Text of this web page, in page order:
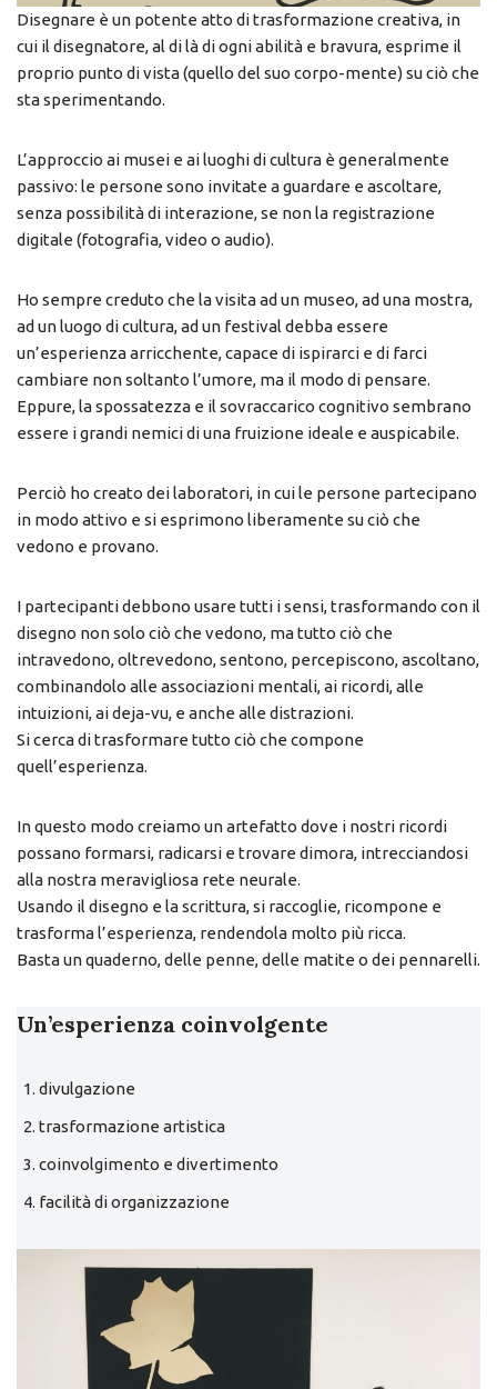
Disegnare è un potente atto di trasformazione creativa, in
cui il disegnatore, al di là di ogni abilità e bravura, esprime il
proprio punto di vista (quello del suo corpo-mente) su ciò che
sta sperimentando.
L’approccio ai musei e ai luoghi di cultura è generalmente
passivo: le persone sono invitate a guardare e ascoltare,
senza possibilità di interazione, se non la registrazione
digitale (fotografia, video o audio).
Ho sempre creduto che la visita ad un museo, ad una mostra,
ad un luogo di cultura, ad un festival debba essere
un’esperienza arricchente, capace di ispirarci e di farci
cambiare non soltanto l’umore, ma il modo di pensare.
Eppure, la spossatezza e il sovraccarico cognitivo sembrano
essere i grandi nemici di una fruizione ideale e auspicabile.
Perciò ho creato dei laboratori, in cui le persone partecipano
in modo attivo e si esprimono liberamente su ciò che
vedono e provano.
I partecipanti debbono usare tutti i sensi, trasformando con il
disegno non solo ciò che vedono, ma tutto ciò che
intravedono, oltrevedono, sentono, percepiscono, ascoltano,
combinandolo alle associazioni mentali, ai ricordi, alle
intuizioni, ai deja-vu, e anche alle distrazioni.
Si cerca di trasformare tutto ciò che compone
quell’esperienza.
In questo modo creiamo un artefatto dove i nostri ricordi
possano formarsi, radicarsi e trovare dimora, intrecciandosi
alla nostra meravigliosa rete neurale.
Usando il disegno e la scrittura, si raccoglie, ricompone e
trasforma l’esperienza, rendendola molto più ricca.
Basta un quaderno, delle penne, delle matite o dei pennarelli.
Un’esperienza coinvolgente
divulgazione
trasformazione artistica
coinvolgimento e divertimento
facilità di organizzazione